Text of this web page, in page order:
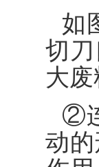
如
切
大
②
动